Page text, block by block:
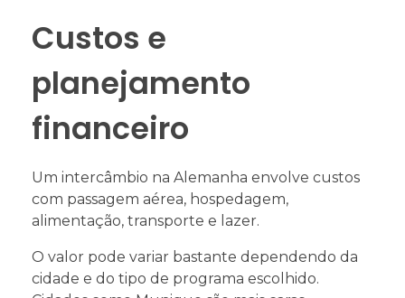
Custos e
planejamento
financeiro
Um intercâmbio na Alemanha envolve custos
com passagem aérea, hospedagem,
alimentação, transporte e lazer.
O valor pode variar bastante dependendo da
cidade e do tipo de programa escolhido.